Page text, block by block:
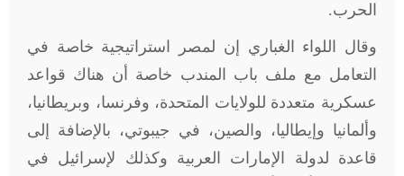
الحرب.
وقال اللواء الغباري إن لمصر استراتيجية خاصة في
التعامل مع ملف باب المندب خاصة أن هناك قواعد
عسكرية متعددة للولايات المتحدة، وفرنسا، وبريطانيا،
وألمانيا وإيطاليا، والصين، في جيبوتي، بالإضافة إلى
قاعدة لدولة الإمارات العربية وكذلك لإسرائيل في